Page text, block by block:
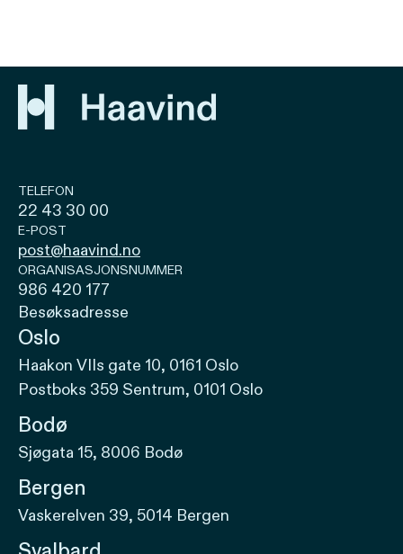
TELEFON
22 43 30 00
E-POST
post@haavind.no
ORGANISASJONSNUMMER
986 420 177
Besøksadresse
Oslo
Haakon VIIs gate 10, 0161 Oslo
Postboks 359 Sentrum, 0101 Oslo
Bodø
Sjøgata 15, 8006 Bodø
Bergen
Vaskerelven 39, 5014 Bergen